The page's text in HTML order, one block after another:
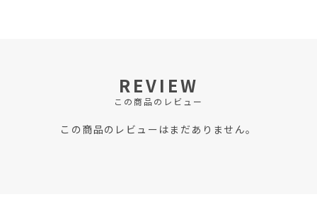
REVIEW
この商品のレビュー
この商品のレビューはまだありません。